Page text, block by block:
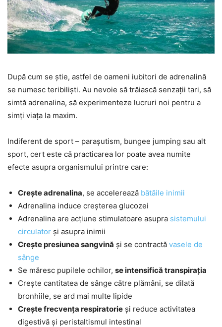
După cum se știe, astfel de oameni iubitori de adrenalină
se numesc teribiliști. Au nevoie să trăiască senzații tari, să
simtă adrenalina, să experimenteze lucruri noi pentru a
simți viața la maxim.
Indiferent de sport – parașutism, bungee jumping sau alt
sport, cert este că practicarea lor poate avea numite
efecte asupra organismului printre care:
Crește adrenalina, se accelerează bătăile inimii
Adrenalina induce creșterea glucozei
Adrenalina are acțiune stimulatoare asupra sistemului
circulator și asupra inimii
Crește presiunea sangvină și se contractă vasele de
sânge
Se măresc pupilele ochilor, se intensifică transpirația
Crește cantitatea de sânge către plămâni, se dilată
bronhiile, se ard mai multe lipide
Crește frecvența respiratorie și reduce activitatea
digestivă și peristaltismul intestinal